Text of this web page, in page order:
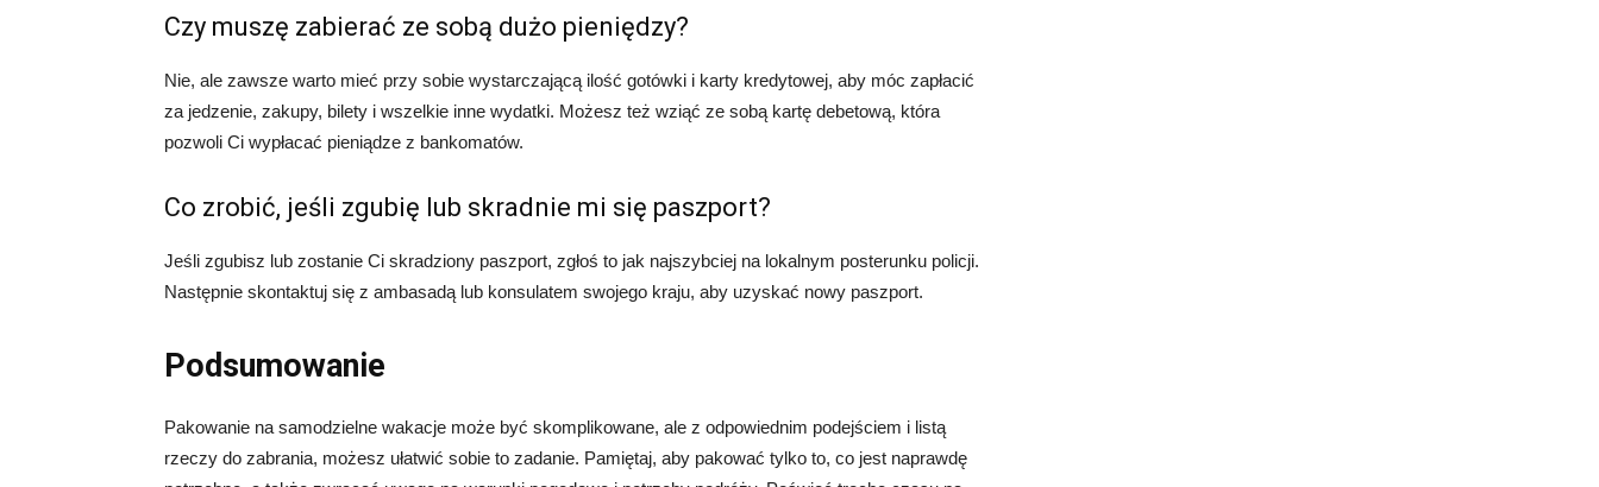
Czy muszę zabierać ze sobą dużo pieniędzy?
Nie, ale zawsze warto mieć przy sobie wystarczającą ilość gotówki i karty kredytowej, aby móc zapłacić
za jedzenie, zakupy, bilety i wszelkie inne wydatki. Możesz też wziąć ze sobą kartę debetową, która
pozwoli Ci wypłacać pieniądze z bankomatów.
Co zrobić, jeśli zgubię lub skradnie mi się paszport?
Jeśli zgubisz lub zostanie Ci skradziony paszport, zgłoś to jak najszybciej na lokalnym posterunku policji.
Następnie skontaktuj się z ambasadą lub konsulatem swojego kraju, aby uzyskać nowy paszport.
Podsumowanie
Pakowanie na samodzielne wakacje może być skomplikowane, ale z odpowiednim podejściem i listą
rzeczy do zabrania, możesz ułatwić sobie to zadanie. Pamiętaj, aby pakować tylko to, co jest naprawdę